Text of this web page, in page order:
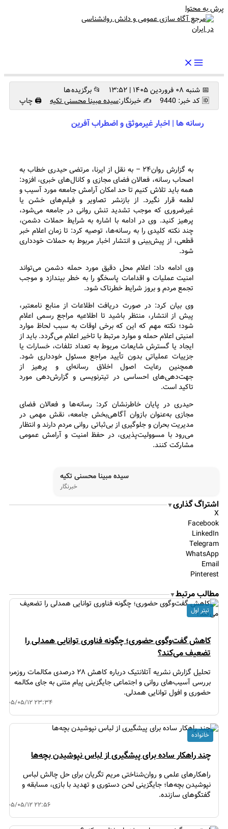
پرش به محتوا
📅 شنبه ۰۸ فروردین ۱۴۰۵ | ۱۳:۵۲
📂 برگزیده ها
🆔 کد خبر: 9440
✍️ خبرنگار:سیده مبینا محسنی تکیه 🖨 چاپ
رسانه ها | اخبار غیرموثق و اضطراب آفرین
به گزارش روان۲۴ – به نقل از ایرنا، مرتضی حیدری خطاب به
اصحاب رسانه، فعالان فضای مجازی و کانال‌های خبری، افزود:
همه باید تلاش کنیم تا حد امکان آرامش جامعه مورد آسیب و
لطمه قرار نگیرد. از بازنشر تصاویر و فیلم‌های خشن یا
غیرضروری که موجب تشدید تنش روانی در جامعه می‌شود،
پرهیز کنید. وی در ادامه با اشاره به شرایط حملات دشمن،
چند نکته کلیدی را به رسانه‌ها، توصیه کرد: تا زمان اعلام خبر
قطعی، از پیش‌بینی و انتشار اخبار مربوط به حملات خودداری
شود.
وی ادامه داد: اعلام محل دقیق مورد حمله دشمن می‌تواند
امنیت عملیات و اقدامات پاسخگو را به خطر بیندازد و موجب
تجمع مردم و بروز شرایط خطرناک شود.
وی بیان کرد: در صورت دریافت اطلاعات از منابع نامعتبر،
پیش از انتشار، منتظر باشید تا اطلاعیه مراجع رسمی اعلام
شود؛ نکته مهم که این که برخی اوقات به سبب لحاظ موارد
امنیتی اعلام حمله و موارد مرتبط با تاخیر اعلام می‌گردد. باید از
ایجاد یا گسترش شایعات مربوط به تعداد تلفات، خسارات یا
جزییات عملیاتی بدون تأیید مراجع مسئول خودداری شود.
همچنین رعایت اصول اخلاق رسانه‌ای و پرهیز از
جهت‌دهی‌های احساسی در تیترنویسی و گزارش‌دهی مورد
تاکید است.
حیدری در پایان خاطرنشان کرد: رسانه‌ها و فعالان فضای
مجازی به‌عنوان بازوان آگاهی‌بخش جامعه، نقش مهمی در
مدیریت بحران و جلوگیری از بی‌ثباتی روانی مردم دارند و انتظار
می‌رود با مسوولیت‌پذیری، در حفظ امنیت و آرامش عمومی
مشارکت کنند.
سیده مبینا محسنی تکیه
خبرنگار
اشتراگ گذاری▼
X
Facebook
LinkedIn
Telegram
WhatsApp
Email
Pinterest
مطالب مرتبط▼
کاهش گفت‌وگوی حضوری؛ چگونه فناوری توانایی همدلی را
تضعیف می‌کند؟
تحلیل گزارش نشریه آتلانتیک درباره کاهش ۲۸ درصدی مکالمات روزمره؛
بررسی آسیب‌های روانی و اجتماعی جایگزینی پیام متنی به جای مکالمه
حضوری و افول توانایی همدلی.
۱۴۰۵/۰۵/۱۲ ۲۳:۳۴
تیتر اول
چند راهکار ساده برای پیشگیری از لباس نپوشیدن بچه‌ها
راهکارهای علمی و روان‌شناختی مریم تگریان برای حل چالش لباس
نپوشیدن بچه‌ها؛ جایگزینی لحن دستوری و تهدید با بازی، مسابقه و
گفتگوهای سازنده.
۱۴۰۵/۰۵/۱۲ ۲۲:۵۶
خانواده